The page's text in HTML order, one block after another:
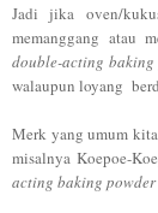
Jadi jika oven/
memanggang atau
double-acting baking
walaupun loyang
Merk yang umum
misalnya Koepoe-
acting baking powder